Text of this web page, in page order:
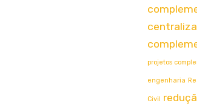
projetos
engenharia
Civil